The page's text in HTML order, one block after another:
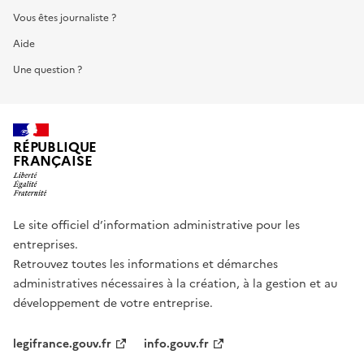
Vous êtes journaliste ?
Aide
Une question ?
RÉPUBLIQUE
FRANÇAISE
Le site officiel d’information administrative pour les
entreprises.
Retrouvez toutes les informations et démarches
administratives nécessaires à la création, à la gestion et au
développement de votre entreprise.
legifrance.gouv.fr info.gouv.fr